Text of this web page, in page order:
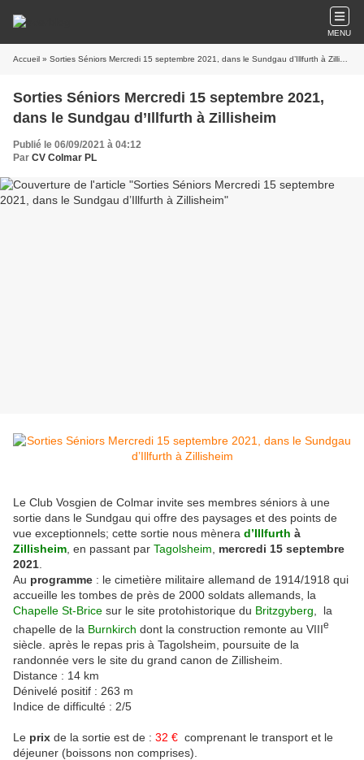
MENU
Accueil » Sorties Séniors Mercredi 15 septembre 2021, dans le Sundgau d’Illfurth à Zillisheim
Sorties Séniors Mercredi 15 septembre 2021,
dans le Sundgau d’Illfurth à Zillisheim
Publié le 06/09/2021 à 04:12
Par CV Colmar PL
Le Club Vosgien de Colmar invite ses membres séniors à une
sortie dans le Sundgau qui offre des paysages et des points de
vue exceptionnels; cette sortie nous mènera d’Illfurth à
Zillisheim , en passant par Tagolsheim
mercredi 15 septembre
2021
Au programme : le cimetière militaire allemand de 1914/1918 qui
accueille les tombes de près de 2000 soldats allemands, la
Chapelle St-Brice sur le site protohistorique du Britzgyberg , la
chapelle de la Burnkirch dont la construction remonte au VIIIe
siècle. après le repas pris à Tagolsheim, poursuite de la
randonnée vers le site du grand canon de Zillisheim.
Distance : 14 km
Dénivelé positif : 263 m
Indice de difficulté : 2/5
Le prix de la sortie est de : 32 € comprenant le transport et le
déjeuner (boissons non comprises).